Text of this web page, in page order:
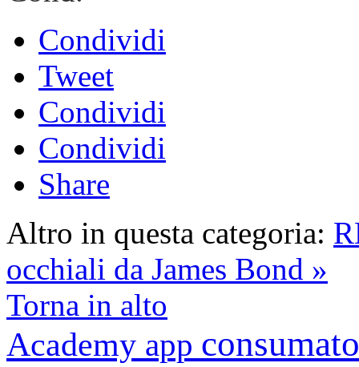
Condividi
Tweet
Condividi
Condividi
Share
Altro in questa categoria:
occhiali da James Bond »
Torna in alto
Academy app